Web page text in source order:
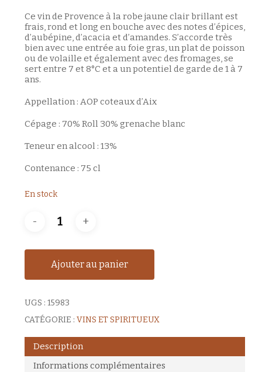
Ce vin de Provence à la robe jaune clair brillant est
frais, rond et long en bouche avec des notes d’épices,
d’aubépine, d’acacia et d’amandes. S’accorde très
bien avec une entrée au foie gras, un plat de poisson
ou de volaille et également avec des fromages, se
sert entre 7 et 8°C et a un potentiel de garde de 1 à 7
ans.
Appellation : AOP coteaux d’Aix
Cépage : 70% Roll 30% grenache blanc
Teneur en alcool : 13%
Contenance : 75 cl
En stock
Ajouter au panier
UGS : 15983
CATÉGORIE : VINS ET SPIRITUEUX
Description
Informations complémentaires